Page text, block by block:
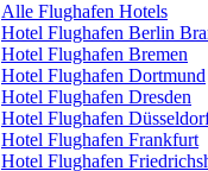
Alle Flughafen Hotels
Hotel Flughafen Berlin
Hotel Flughafen Bremen
Hotel Flughafen Dortmund
Hotel Flughafen Dresden
Hotel Flughafen
Hotel Flughafen Frankfurt
Hotel Flughafen